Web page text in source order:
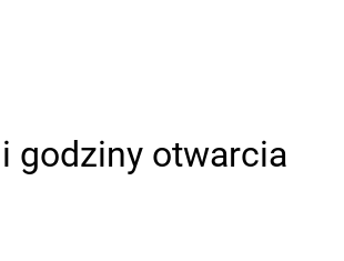
godziny otwarcia